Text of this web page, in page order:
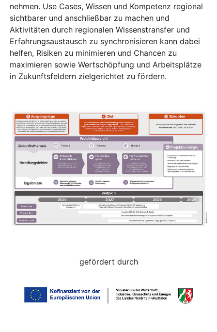
nehmen. Use Cases, Wissen und Kompetenz regional
sichtbarer und anschließbar zu machen und
Aktivitäten durch regionalen Wissenstransfer und
Erfahrungsaustausch zu synchronisieren kann dabei
helfen, Risiken zu minimieren und Chancen zu
maximieren sowie Wertschöpfung und Arbeitsplätze
in Zukunftsfeldern zielgerichtet zu fördern.
gefördert durch